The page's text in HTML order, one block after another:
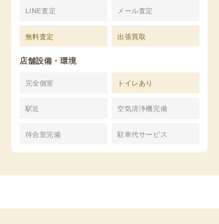
LINE査定 メール査定
無料査定 出張買取
店舗設備・環境
完全個室 トイレあり
駅近 空気清浄機完備
待合室完備 駐車代サービス